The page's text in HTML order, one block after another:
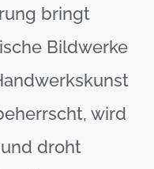
bringt
Bildwerke
wird
droht